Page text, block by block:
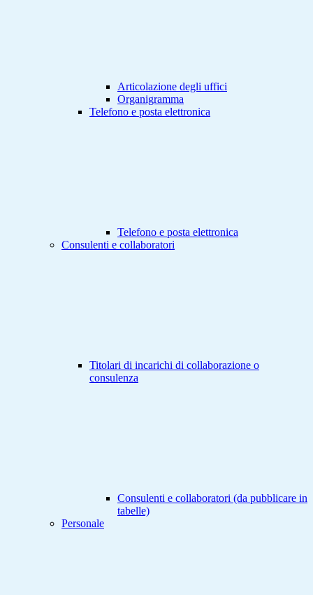
Articolazione degli uffici
Organigramma
Telefono e posta elettronica
Telefono e posta elettronica
Consulenti e collaboratori
Titolari di incarichi di collaborazione o
consulenza
Consulenti e collaboratori (da pubblicare in
tabelle)
Personale